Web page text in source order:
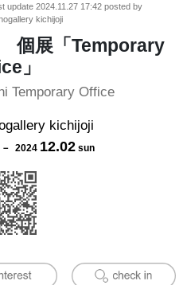
update 2024.11.27 17:42posted by
kichijoji
個展「Temporary
」
Temporary Office
kichijoji
－ 2024 12.02 sun